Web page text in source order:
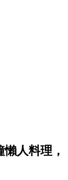
人料理，